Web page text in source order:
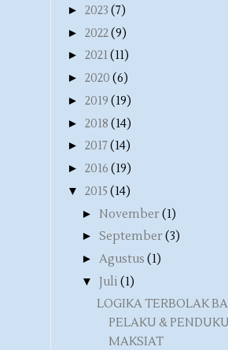
► 2023 (7)
► 2022(9)
► 2021(11)
► 2020 (6)
► 2019 (19)
► 2018 (14)
► 2017 (14)
► 2016 (19)
▼ 2015 (14)
► November(1)
► September(3)
► Agustus (1)
▼ Juli (1)
LOGIKA TERBOLAK
PELAKU &
MAKSIAT